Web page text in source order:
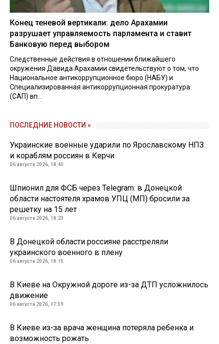
Конец теневой вертикали: дело Арахамии
разрушает управляемость парламента и ставит
Банковую перед выбором
Следственные действия в отношении ближайшего
окружения Давида Арахамии свидетельствуют о том, что
Национальное антикоррупционное бюро (НАБУ) и
Специализированная антикоррупционная прокуратура
(САП) вп...
ПОСЛЕДНИЕ НОВОСТИ »
Украинские военные ударили по Ярославскому НПЗ
и кораблям россиян в Керчи
06 августа 2026, 18:40
Шпионил для ФСБ через Telegram: в Донецкой
области настоятеля храмов УПЦ (МП) бросили за
решетку на 15 лет
06 августа 2026, 18:23
В Донецкой области россияне расстреляли
украинского военного в плену
06 августа 2026, 18:15
В Киеве на Окружной дороге из-за ДТП усложнилось
движение
06 августа 2026, 17:59
В Киеве из-за врача женщина потеряла ребенка и
возможность рожать